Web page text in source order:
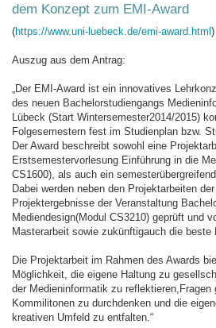
dem Konzept zum EMI-Award
(https://www.uni-luebeck.de/emi-award.html )
Auszug aus dem Antrag:
„Der EMI-Award ist ein innovatives
des neuen Bachelorstudiengangs
Lübeck (Start Wintersemester2014/2015)
Folgesemestern fest im Studienplan bzw.
Der Award beschreibt sowohl eine
Erstsemestervorlesung Einführung in die
CS1600), als auch ein
Dabei werden neben den Projektarbeiten
Projektergebnisse der Veranstaltung
Mediendesign(Modul CS3210) geprüft und
Masterarbeit sowie zukünftigauch die beste
Die Projektarbeit im Rahmen des Awards
Möglichkeit, die eigene Haltung zu
der Medieninformatik zu reflektieren,Fragen
Kommilitonen zu durchdenken und die
kreativen Umfeld zu entfalten.“